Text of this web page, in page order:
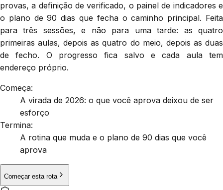
provas, a definição de verificado, o painel de indicadores e
o plano de 90 dias que fecha o caminho principal. Feita
para três sessões, e não para uma tarde: as quatro
primeiras aulas, depois as quatro do meio, depois as duas
de fecho. O progresso fica salvo e cada aula tem
endereço próprio.
Começa:
A virada de 2026: o que você aprova deixou de ser
esforço
Termina:
A rotina que muda e o plano de 90 dias que você
aprova
Começar esta rota